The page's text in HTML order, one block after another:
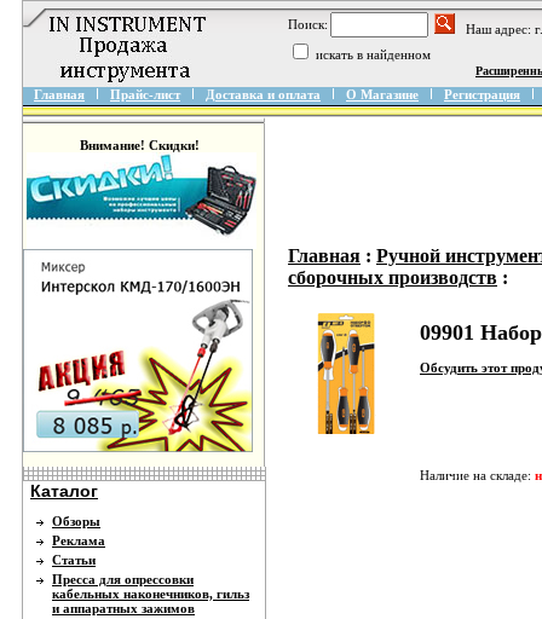
Поиск:
Наш адрес:
искать в найденном
Главная Прайс-лист Доставка и оплата О Магазине Регистрация
Внимание! Скидки!
Каталог
Обзоры
Реклама
Статьи
Пресса для опрессовки
кабельных наконечников, гильз
и аппаратных зажимов
Главная : Ручной
сборочных производств :
09901
Обсудить этот
Наличие на складе: